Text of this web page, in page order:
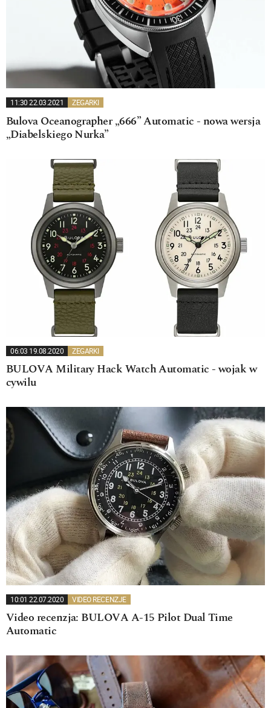
11:30 22.03.2021 ZEGARKI
Bulova Oceanographer „666” Automatic - nowa wersja
„Diabelskiego Nurka”
06:03 19.08.2020 ZEGARKI
BULOVA Military Hack Watch Automatic - wojak w
cywilu
10:01 22.07.2020 VIDEO RECENZJE
Video recenzja: BULOVA A-15 Pilot Dual Time
Automatic